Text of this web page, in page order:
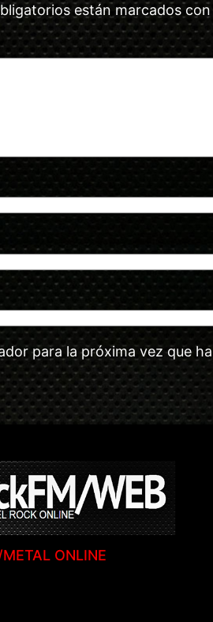
están marcados
para la próxima vez que
ONLINE